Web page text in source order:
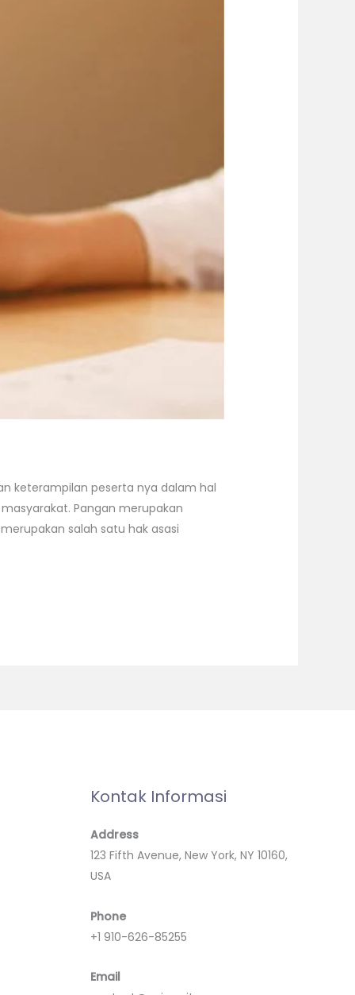
keterampilan peserta nya dalam hal
Pangan merupakan
salah satu hak asasi
Kontak Informasi
Address
123 Fifth Avenue, New York, NY 10160,
USA
Phone
+1 910-626-85255
Email